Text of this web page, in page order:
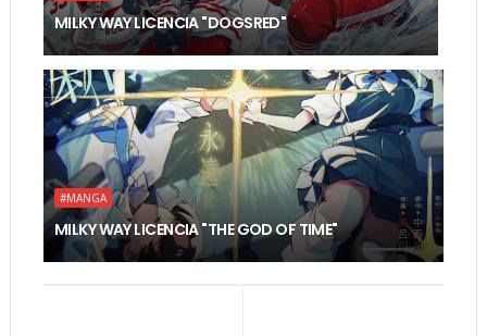
MILKY WAY LICENCIA "DOGSRED"
#MANGA
MILKY WAY LICENCIA "THE GOD OF TIME"